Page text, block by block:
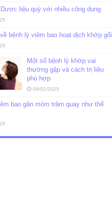
liệu quý với nhiều công dụng
bệnh lý viêm bao hoạt dịch khớp gối
Một số bệnh lý khớp vai
thường gặp và cách trị liệu
phù hợp
09/02/2025
bao gân mỏm trâm quay như thế